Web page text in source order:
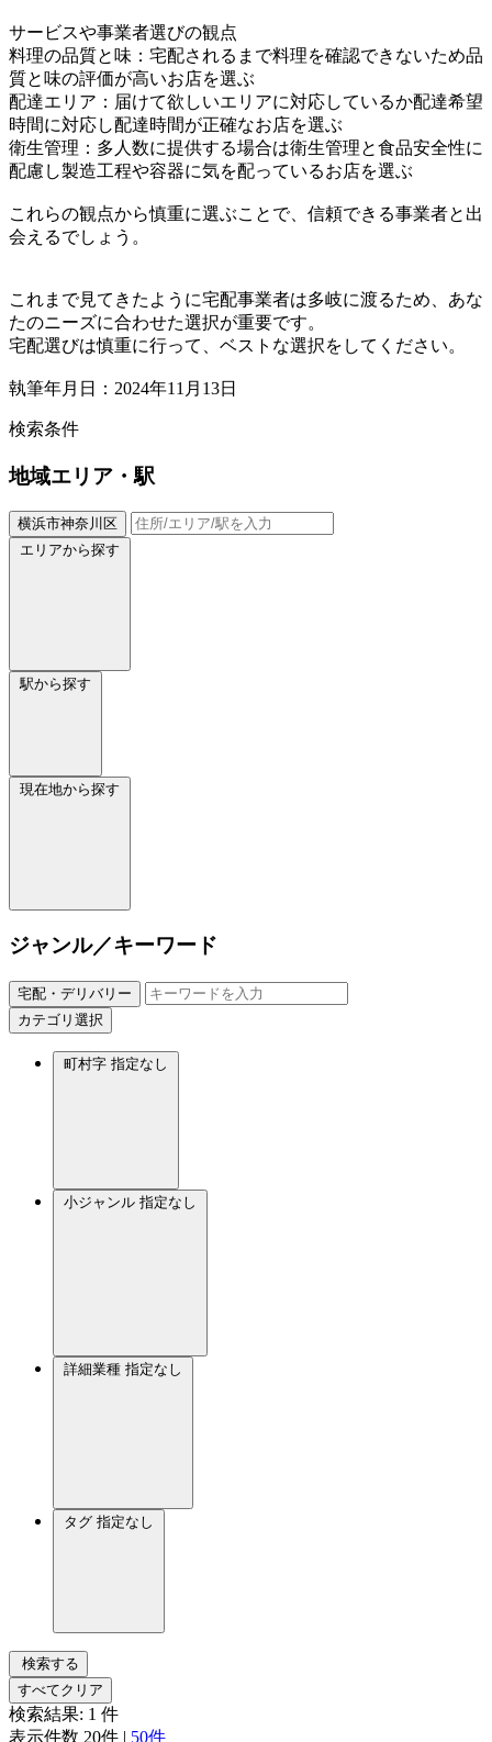
サービスや事業者選びの観点
料理の品質と味：宅配されるまで料理を確認できないため品
質と味の評価が高いお店を選ぶ
配達エリア：届けて欲しいエリアに対応しているか配達希望
時間に対応し配達時間が正確なお店を選ぶ
衛生管理：多人数に提供する場合は衛生管理と食品安全性に
配慮し製造工程や容器に気を配っているお店を選ぶ
これらの観点から慎重に選ぶことで、信頼できる事業者と出
会えるでしょう。
これまで見てきたように宅配事業者は多岐に渡るため、あな
たのニーズに合わせた選択が重要です。
宅配選びは慎重に行って、ベストな選択をしてください。
執筆年月日：2024年11月13日
検索条件
地域エリア・駅
横浜市神奈川区
エリアから探す
駅から探す
現在地から探す
ジャンル／キーワード
宅配・デリバリー
カテゴリ選択
町村字 指定なし
小ジャンル 指定なし
詳細業種 指定なし
タグ 指定なし
検索する
すべてクリア
検索結果: 1 件
表示件数 20件 | 50件